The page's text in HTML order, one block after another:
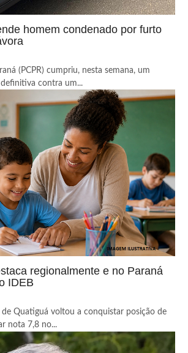
homem condenado por furto
(PCPR) cumpriu, nesta semana, um
contra um...
regionalmente e no Paraná
IDEB
Quatiguá voltou a conquistar posição de
nota 7,8 no...